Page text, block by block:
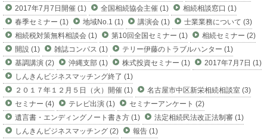
2017年7月7日開催 (1)
全国相続協会主催 (1)
相続相談窓口 (1)
春季セミナー (1)
地域No.1 (1) 講演会 (1)
士業業務について (3)
相続税対策無料相談会 (1)
第10回全国セミナー (1)
相続セミナー (2)
開設 (1)
雑誌コンパス (1)
テリー伊藤のトラブルハンター (1)
基調講演 (2)
沖縄支部 (1) 株式投資セミナー (1)
2017年7月7日 (1)
しんきんビジネスマッチング終了 (1)
２０１７年１２月５日（火）開催 (1)
名古屋市中区新栄相続相談室 (3)
セミナー (4)
テレビ出演 (1)
セミナーアンケート (2)
遺言書・エンディングノート書き方 (1)
法定相続民法改正法制審 (1)
しんきんビジネスマッチング (2)
報告 (1)